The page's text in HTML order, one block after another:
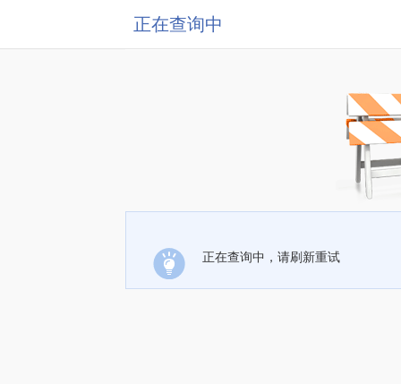
正在查询中
正在查询中，请刷新重试